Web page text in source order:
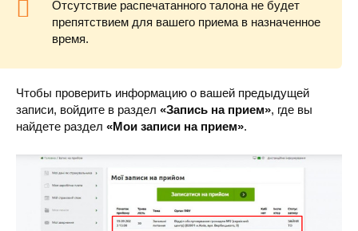
Отсутствие распечатанного талона не будет
препятствием для вашего приема в назначенное
время.
Чтобы проверить информацию о вашей предыдущей
записи, войдите в раздел «Запись на прием», где вы
найдете раздел «Мои записи на прием».